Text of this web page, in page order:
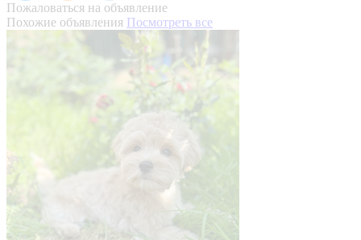
Пожаловаться на объявление
Похожие объявления Посмотреть все